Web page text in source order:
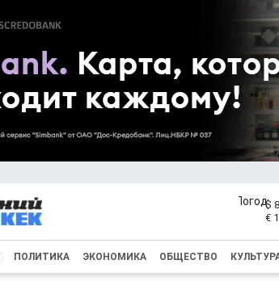
$
€
ПОЛИТИКА ЭКОНОМИКА ОБЩЕСТВО